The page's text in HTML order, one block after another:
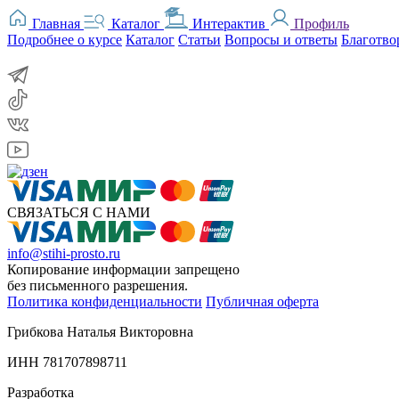
Главная Каталог Интерактив
Профиль
Подробнее о курсе Каталог Статьи Вопросы и ответы
СВЯЗАТЬСЯ С НАМИ
info@stihi-prosto.ru
Копирование информации запрещено
без письменного разрешения.
Политика конфиденциальности Публичная оферта
Грибкова Наталья Викторовна
ИНН 781707898711
Разработка